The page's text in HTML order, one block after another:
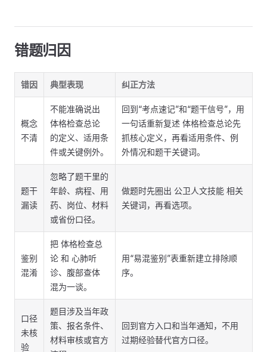
错题归因
错因 典型表现 纠正方法
概念
不清
不能准确说出
体格检查总论
的定义、适用条
件或关键例外。
回到“考点速记”和“题干信号”，用
一句话重新复述 体格检查总论先
抓核心定义，再看适用条件、例
外情况和题干关键词。
题干
漏读
忽略了题干里的
年龄、病程、用
药、岗位、材料
或省份口径。
做题时先圈出 公卫人文技能 相关
关键词，再看选项。
鉴别
混淆
把 体格检查总
论 和 心肺听
诊、腹部查体
混为一谈。
用“易混鉴别”表重新建立排除顺
序。
口径
未核
验
题目涉及当年政
策、报名条件、
材料审核或官方
回到官方入口和当年通知，不用
过期经验替代官方口径。